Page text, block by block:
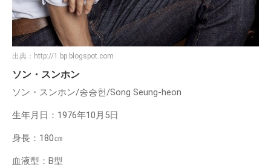
出典： http://1.bp.blogspot.com
ソン・スンホン
ソン・スンホン/송승헌/Song Seung-heon
生年月日：1976年10月5日
身長：180㎝
血液型：B型